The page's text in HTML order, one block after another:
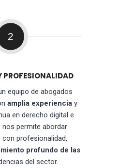
2
PROFESIONALIDAD
equipo de abogados
amplia experienciay
en derecho digital e
nos permite abordar
profesionalidad,
profundo de las
del sector.